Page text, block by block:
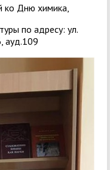
ко Дню химика,
по адресу: ул.
ауд.109